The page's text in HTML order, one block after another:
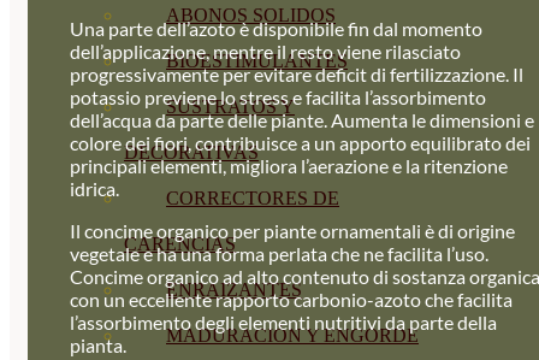
ABONOS SOLIDOS
BIOESTIMULANTES
SUSTRATOS Y
DECORATIVAS
CORRECTORES DE
CARENCIAS
ENRAIZANTES
MADURACIÓN Y ENGORDE
Una parte dell’azoto è disponibile fin dal momento
dell’applicazione, mentre il resto viene rilasciato
progressivamente per evitare deficit di fertilizzazione. Il
potassio previene lo stress e facilita l’assorbimento
dell’acqua da parte delle piante. Aumenta le dimensioni e
colore dei fiori, contribuisce a un apporto equilibrato dei
principali elementi, migliora l’aerazione e la ritenzione
idrica.
Il concime organico per piante ornamentali è di origine
vegetale e ha una forma perlata che ne facilita l’uso.
Concime organico ad alto contenuto di sostanza
con un eccellente rapporto carbonio-azoto che facilita
l’assorbimento degli elementi nutritivi da parte della
pianta.